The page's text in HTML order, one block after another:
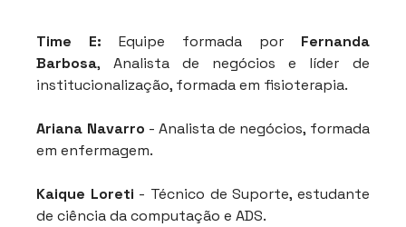
Time E: Equipe formada por Fernanda
Barbosa, Analista de negócios e líder de
institucionalização, formada em fisioterapia.
Ariana Navarro - Analista de negócios, formada
em enfermagem.
Kaique Loreti - Técnico de Suporte, estudante
de ciência da computação e ADS.